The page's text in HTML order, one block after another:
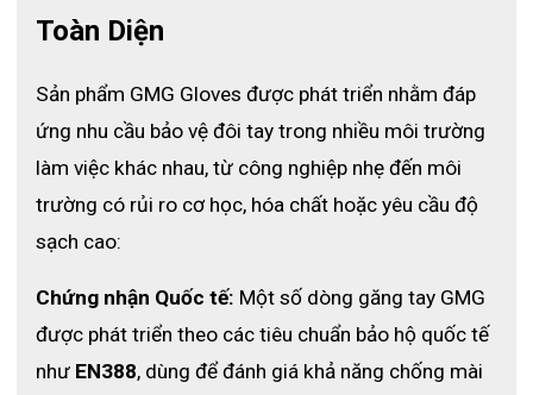
⚡Phủ PU ở lòng bàn tay – Bám tốt, thao tác chính xác, giữ độ
nhạy và linh hoạt cao
⚡Lớp PU mềm dẻo, không cứng giúp giữ chắc dụng cụ, vật liệu
⚡Dệt kim 13 Gauge mỏng nhẹ giúp thoải mái – thoáng khí –
không mùi
Toàn Diện
Sản phẩm GMG Gloves được phát triển nhằm đáp
ứng nhu cầu bảo vệ đôi tay trong nhiều môi trường
làm việc khác nhau, từ công nghiệp nhẹ đến môi
trường có rủi ro cơ học, hóa chất hoặc yêu cầu độ
sạch cao:
Chứng nhận Quốc tế: Một số dòng găng tay GMG
được phát triển theo các tiêu chuẩn bảo hộ quốc tế
như EN388, dùng để đánh giá khả năng chống mài